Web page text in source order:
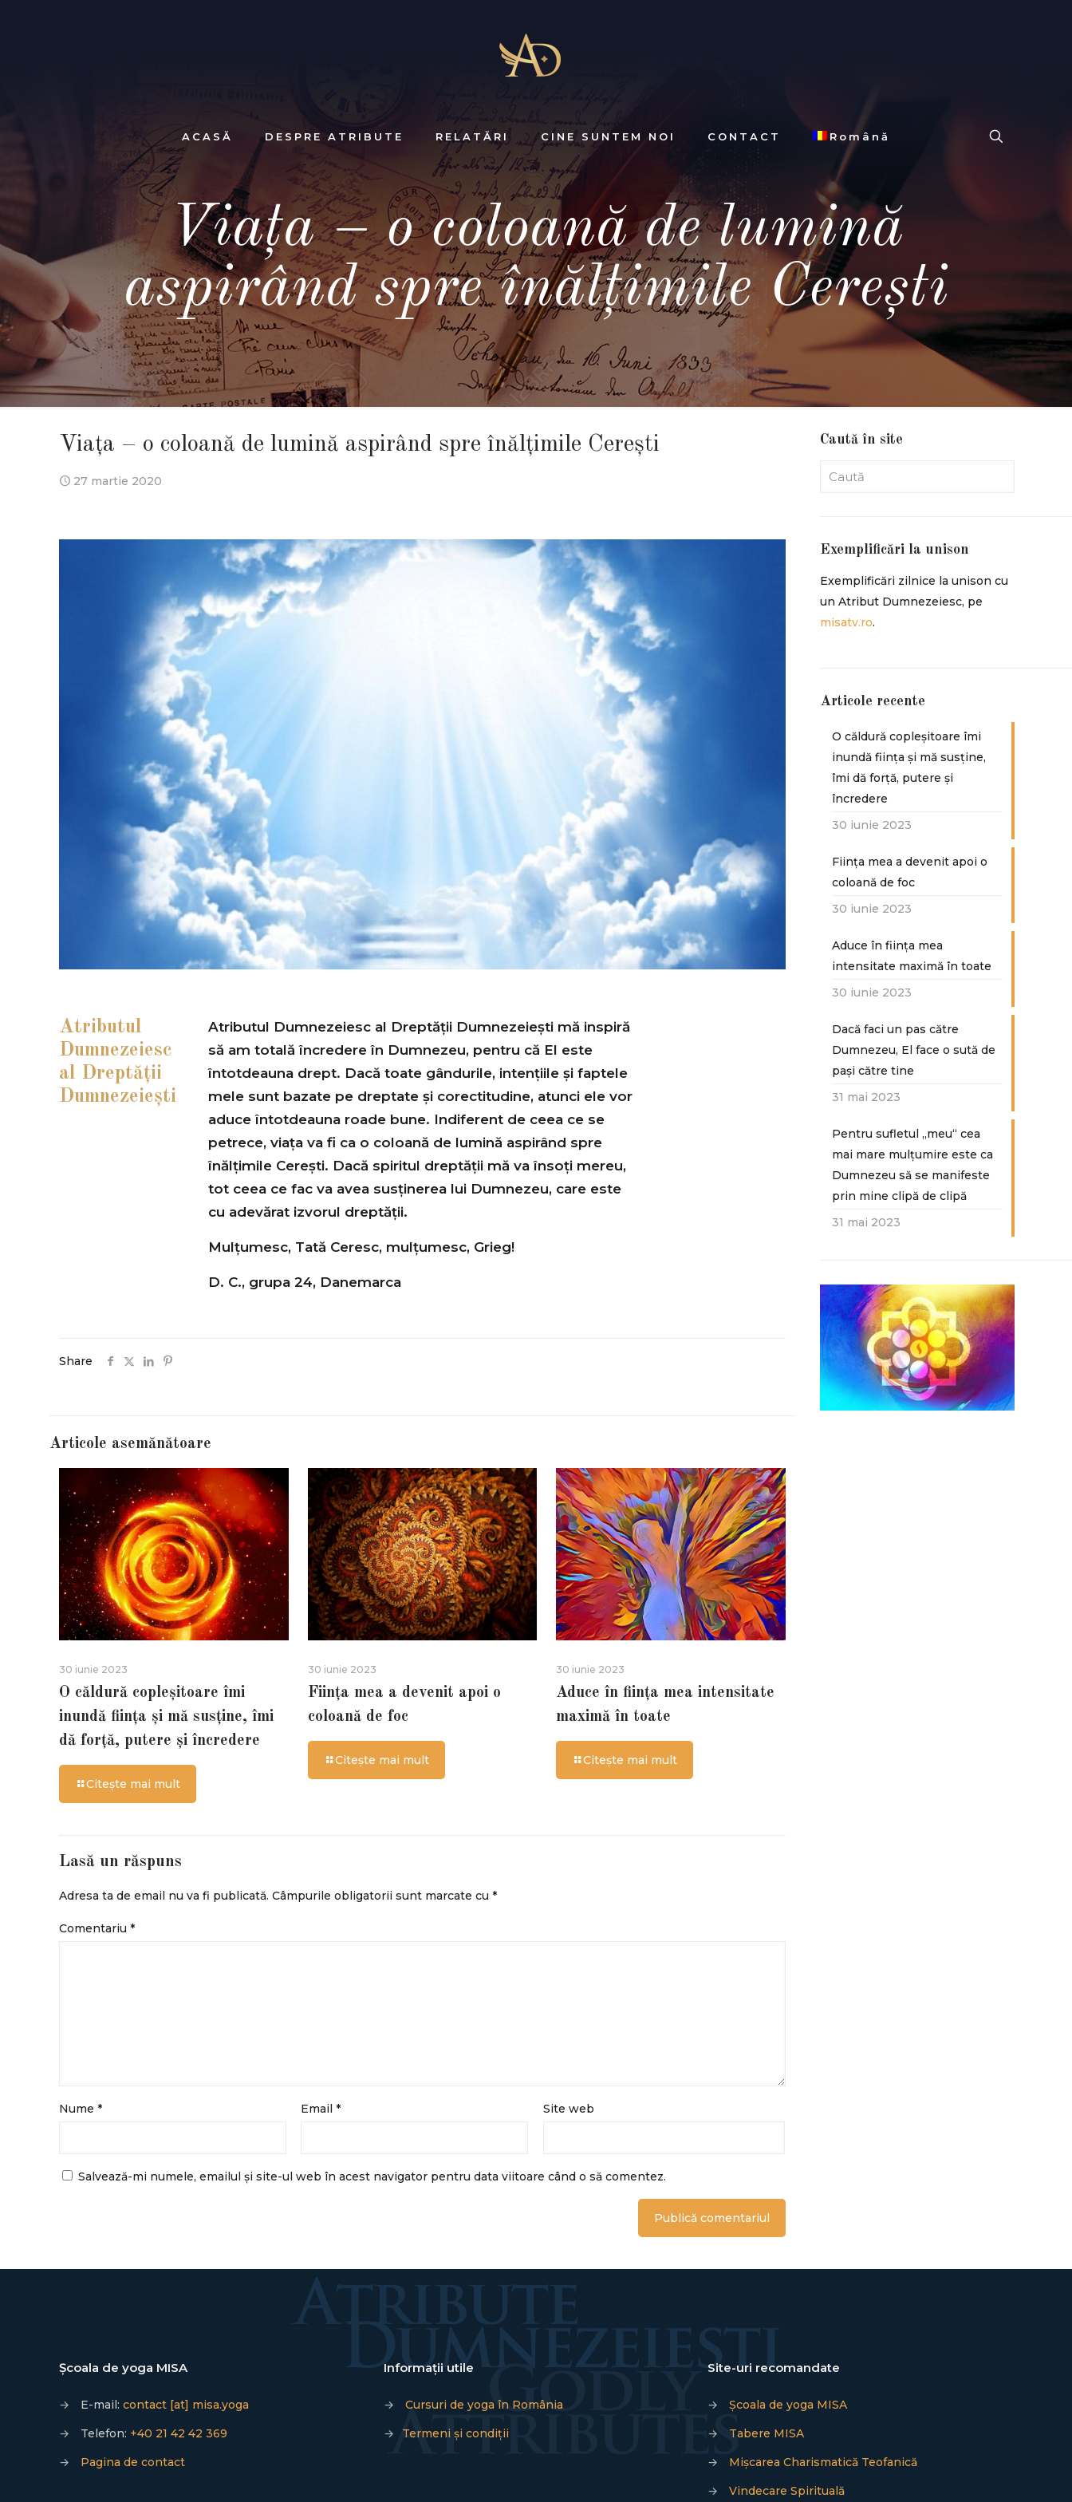
ACASĂ DESPRE ATRIBUTE RELATĂRI CINE SUNTEM NOI CONTACT Română
Viața – o coloană de lumină
aspirând spre înălțimile Cerești
Viața – o coloană de lumină aspirând spre înălțimile Cerești
27 martie 2020
Atributul
Dumnezeiesc
al Dreptăţii
Dumnezeieşti
Atributul Dumnezeiesc al Dreptății Dumnezeiești mă inspiră
să am totală încredere în Dumnezeu, pentru că El este
întotdeauna drept. Dacă toate gândurile, intențiile și faptele
mele sunt bazate pe dreptate și corectitudine, atunci ele vor
aduce întotdeauna roade bune. Indiferent de ceea ce se
petrece, viața va fi ca o coloană de lumină aspirând spre
înălțimile Cerești. Dacă spiritul dreptății mă va însoți mereu,
tot ceea ce fac va avea susținerea lui Dumnezeu, care este
cu adevărat izvorul dreptății.
Mulțumesc, Tată Ceresc, mulțumesc, Grieg!
D. C., grupa 24, Danemarca
Share
Articole asemănătoare
30 iunie 2023
O căldură copleșitoare îmi
inundă ființa și mă susține, îmi
dă forță, putere și încredere
Citește mai mult
30 iunie 2023
Ființa mea a devenit apoi o
coloană de foc
Citește mai mult
30 iunie 2023
Aduce în ființa mea intensitate
maximă în toate
Citește mai mult
Lasă un răspuns
Adresa ta de email nu va fi publicată. Câmpurile obligatorii sunt marcate cu *
Comentariu *
Nume * Email* Site web
Salvează-mi numele, emailul și site-ul web în acest navigator pentru data viitoare când o să comentez.
Caută în site
Exemplificări la unison
Exemplificări zilnice la unison cu
un Atribut Dumnezeiesc, pe
misatv.ro.
Articole recente
O căldură copleșitoare îmi
inundă ființa și mă susține,
îmi dă forță, putere și
încredere
30 iunie 2023
Ființa mea a devenit apoi o
coloană de foc
30 iunie 2023
Aduce în ființa mea
intensitate maximă în toate
30 iunie 2023
Dacă faci un pas către
Dumnezeu, El face o sută de
paşi către tine
31 mai 2023
Pentru sufletul „meu“ cea
mai mare mulțumire este ca
Dumnezeu să se manifeste
prin mine clipă de clipă
31 mai 2023
Școala de yoga MISA
→ E-mail: contact [at] misa.yoga
→
Telefon: +40 21 42 42 369
→
Pagina de contact
Informații utile
→
Cursuri de yoga în România
→
Termeni și condiții
Site-uri recomandate
→
Școala de yoga MISA
→
Tabere MISA
→
Mișcarea Charismatică Teofanică
→
Vindecare Spirituală